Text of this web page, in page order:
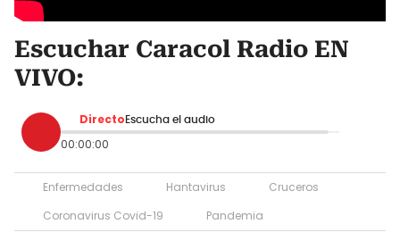
Escuchar Caracol Radio EN
VIVO:
Directo Escucha el audio
00:00:00
Enfermedades Hantavirus
Cruceros
Coronavirus Covid-19
Pandemia